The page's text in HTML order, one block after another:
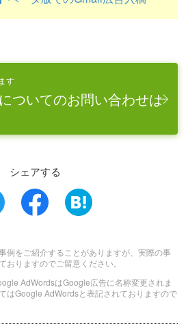
す
ついてのお問い合わせは
シェアする
例をご紹介することがありますが、実際の事
りますのでご留意ください。
AdWordsはGoogle広告に名称変更されま
はGoogle AdWordsと表記されておりますので